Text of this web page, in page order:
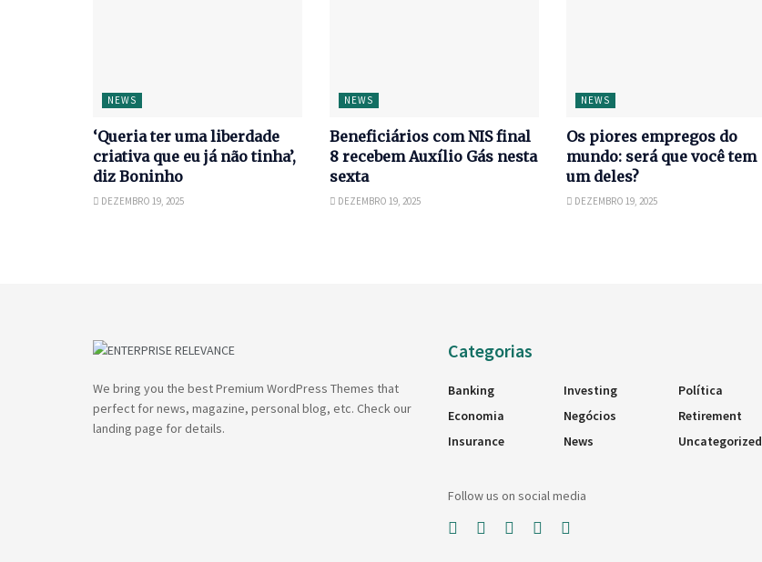
NEWS
‘Queria ter uma liberdade
criativa que eu já não tinha’,
diz Boninho
DEZEMBRO 19, 2025
NEWS
Beneficiários com NIS final
8 recebem Auxílio Gás nesta
sexta
DEZEMBRO 19, 2025
NEWS
Os piores empregos do
mundo: será que você tem
um deles?
DEZEMBRO 19, 2025
We bring you the best Premium WordPress Themes that
perfect for news, magazine, personal blog, etc. Check our
landing page for details.
Categorias
Banking
Economia
Insurance
Investing
Negócios
News
Política
Retirement
Uncategorized
Follow us on social media